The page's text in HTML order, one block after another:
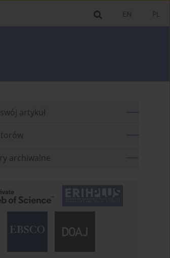
PL
EN
artykuł
archiwalne